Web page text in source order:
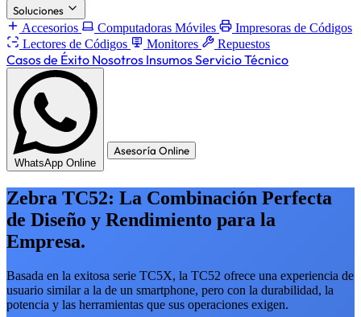
Soluciones
Accesorios Computadoras Móviles
Impresoras de Códigos
Lectores de Códigos
Monitores Repuestos
Casos de Éxito Nosotros InsumosServicio Técnico
WhatsApp Online
Asesoría Online
Zebra TC52: La Combinación Perfecta
de Diseño y Rendimiento para la
Empresa.
Basada en la exitosa serie TC5X, la TC52 ofrece una experiencia de
usuario similar a la de un smartphone, pero con la durabilidad, la
potencia y las herramientas que sus operaciones exigen.